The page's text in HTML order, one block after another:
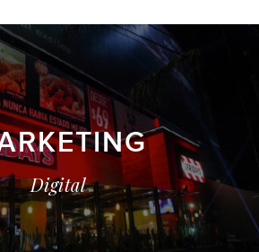
Digital